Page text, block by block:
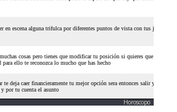
Horoscopo